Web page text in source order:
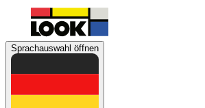
Sprachauswahl öffnen